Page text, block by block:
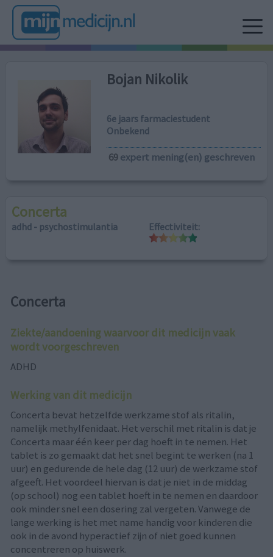
Bojan Nikolik
6e jaars farmaciestudent
Onbekend
69expert mening(en) geschreven
Concerta
adhd - psychostimulantia Effectiviteit:
Concerta
Ziekte/aandoening waarvoor dit medicijn vaak
wordt voorgeschreven
ADHD
Werking van dit medicijn
Concerta bevat hetzelfde werkzame stof als ritalin,
namelijk methylfenidaat. Het verschil met ritalin is dat je
Concerta maar één keer per dag hoeft in te nemen. Het
tablet is zo gemaakt dat het snel begint te werken (na 1
uur) en gedurende de hele dag (12 uur) de werkzame stof
afgeeft. Het voordeel hiervan is dat je niet in de middag
(op school) nog een tablet hoeft in te nemen en daardoor
ook minder snel een dosering zal vergeten. Vanwege de
lange werking is het met name handig voor kinderen die
ook in de avond hyperactief zijn of niet goed kunnen
concentreren op huiswerk.